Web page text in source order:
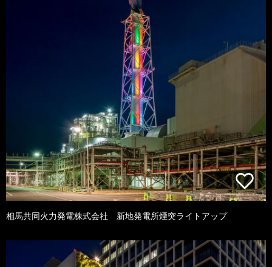
相馬共同火力発電株式会社 新地発電所煙突ライトアップ